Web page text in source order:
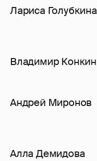
Лариса Голубкина
Владимир Конкин
Андрей Миронов
Алла Демидова